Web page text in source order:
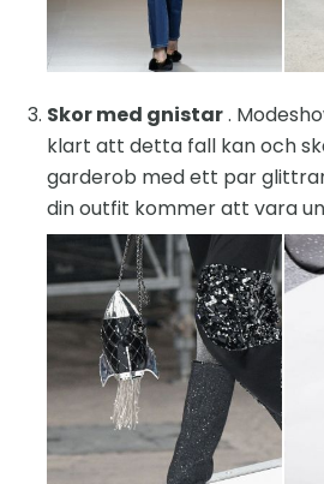
Skor med gnistar.
klart att detta fall kan och
garderob med ett par
din outfit kommer att vara